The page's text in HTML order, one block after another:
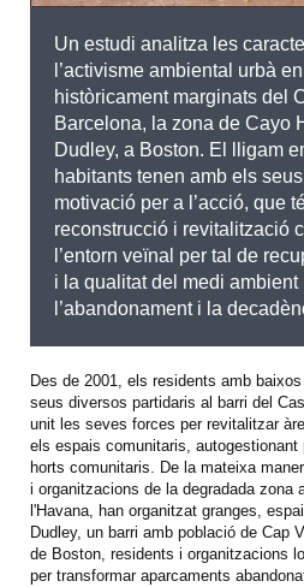
Un estudi analitza les
l’activisme ambiental urbà
històricament marginats del
Barcelona, la zona de Cayo
Dudley, a Boston. El lligam
habitants tenen amb els
motivació per a l’acció, que
reconstrucció i revitalització
l’entorn veïnal per tal de
i la qualitat del medi ambient
l’abandonament i la
Des de 2001, els residents amb
seus diversos partidaris al barri del
unit les seves forces per revitalitzar
els espais comunitaris,
horts comunitaris. De la mateixa
i organitzacions de la degradada zona
l'Havana, han organitzat granges,
Dudley, un barri amb població de Cap
de Boston, residents i organitzacions
per transformar aparcaments